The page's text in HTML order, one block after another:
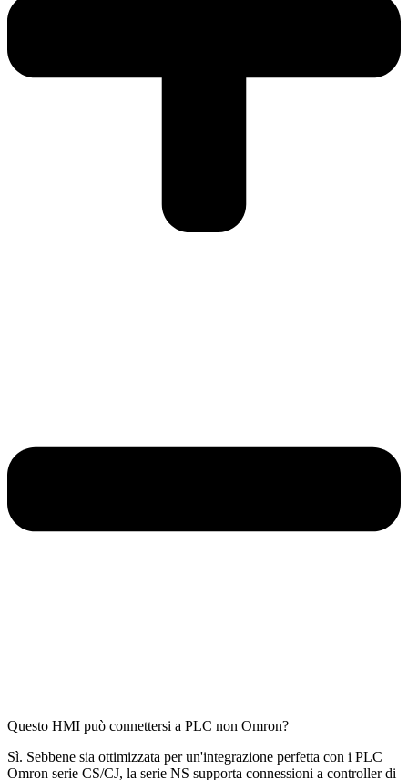
Questo HMI può connettersi a PLC non Omron?
Sì. Sebbene sia ottimizzata per un'integrazione perfetta con i PLC
Omron serie CS/CJ, la serie NS supporta connessioni a controller di